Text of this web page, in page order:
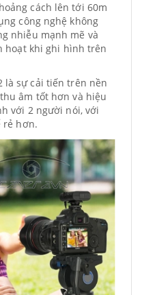
cách lên tới 60m
công nghệ không
nhiễu mạnh mẽ và
hoạt khi ghi hình trên
là sự cải tiến trên nền
âm tốt hơn và hiệu
với 2 người nói, với
rẻ hơn.